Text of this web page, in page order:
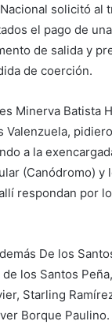
solicitó al
el pago de
de salida y
de coerción.
Minerva Batista
Valenzuela,
a la
(Canódromo) y
respondan por
De los
los Santos
Starling
Borque Paulino.